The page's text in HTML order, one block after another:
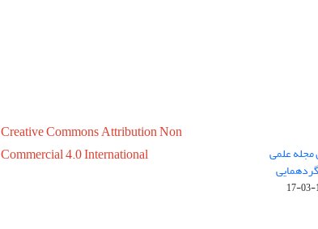
مجله علمی
گردهمایی
Creative Commons Attribution Non
Commercial 4.0 International